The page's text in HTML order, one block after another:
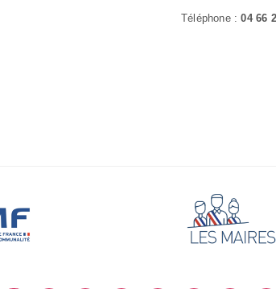
Téléphone :04 66